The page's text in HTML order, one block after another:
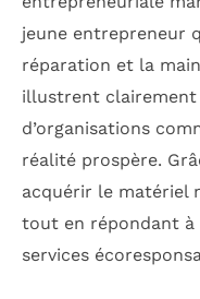
jeune entrepreneur
réparation et la
illustrent clairement
d’organisations
réalité prospère.
acquérir le matériel
tout en répondant à
services